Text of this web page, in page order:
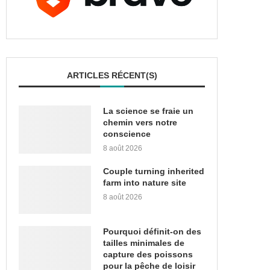
ARTICLES RÉCENT(S)
La science se fraie un
chemin vers notre
conscience
8 août 2026
Couple turning inherited
farm into nature site
8 août 2026
Pourquoi définit-on des
tailles minimales de
capture des poissons
pour la pêche de loisir